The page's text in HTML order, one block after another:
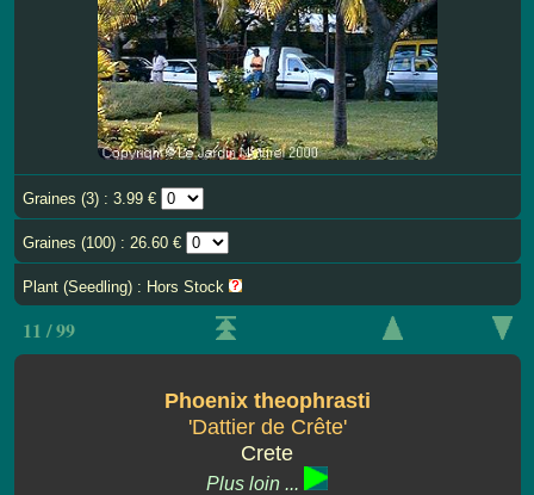
Graines (3) : 3.99 €
Graines (100) : 26.60 €
Plant (Seedling) : Hors Stock
11 / 99
Phoenix theophrasti
'Dattier de Crête'
Crete
Plus loin ...